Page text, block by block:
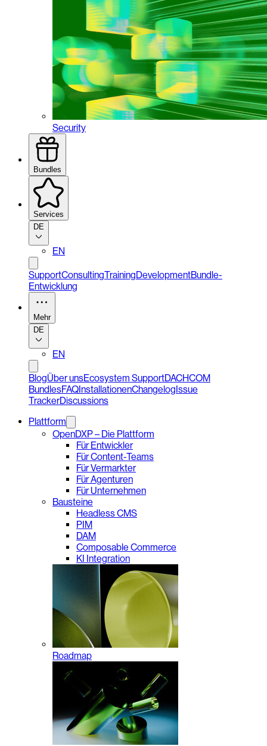
Security
Bundles
Services
DE
EN
SupportConsultingTrainingDevelopmentBundle-
Entwicklung
Mehr
DE
EN
BlogÜber unsEcosystem SupportDACHCOM
BundlesFAQInstallationenChangelogIssue
TrackerDiscussions
Plattform
OpenDXP – Die Plattform
Für Entwickler
Für Content-Teams
Für Vermarkter
Für Agenturen
Für Unternehmen
Bausteine
Headless CMS
PIM
DAM
Composable Commerce
KI Integration
Roadmap